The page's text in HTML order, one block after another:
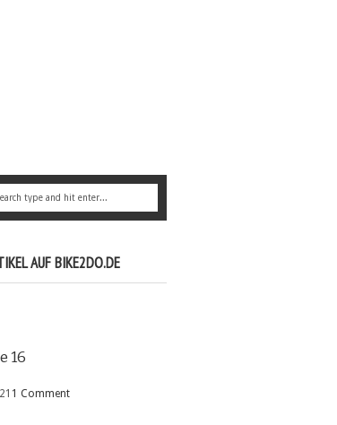
AUF BIKE2DO.DE
16
1 Comment